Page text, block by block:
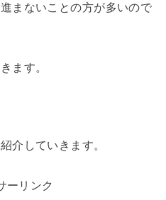
まないことの方が多いので
ます。
介していきます。
ーリンク